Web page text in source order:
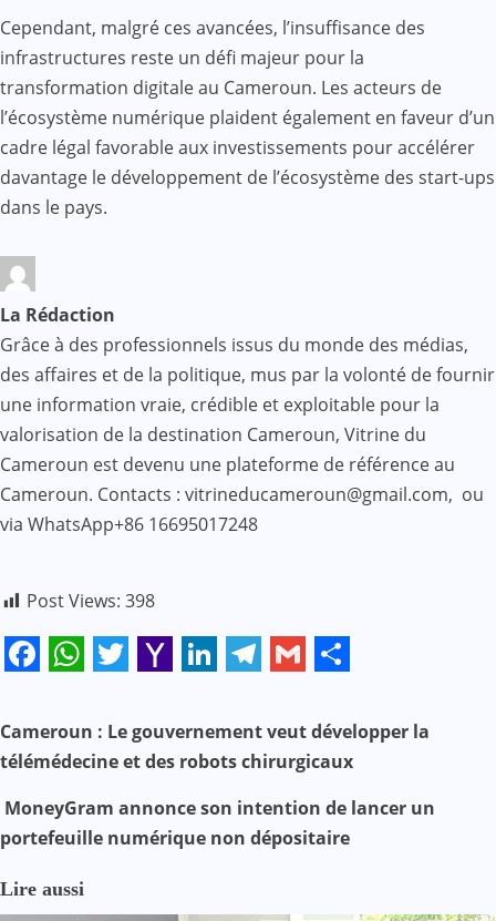
Cependant, malgré ces avancées, l’insuffisance des
infrastructures reste un défi majeur pour la
transformation digitale au Cameroun. Les acteurs de
l’écosystème numérique plaident également en faveur d’un
cadre légal favorable aux investissements pour accélérer
davantage le développement de l’écosystème des start-ups
dans le pays.
La Rédaction
Grâce à des professionnels issus du monde des médias,
des affaires et de la politique, mus par la volonté de fournir
une information vraie, crédible et exploitable pour la
valorisation de la destination Cameroun, Vitrine du
Cameroun est devenu une plateforme de référence au
Cameroun. Contacts : vitrineducameroun@gmail.com, ou
via WhatsApp+86 16695017248
Post Views: 398
Mail
N
a
v
g
Cameroun : Le gouvernement veut développer la
télémédecine et des robots chirurgicaux
MoneyGram annonce son intention de lancer un
portefeuille numérique non dépositaire
Lire aussi